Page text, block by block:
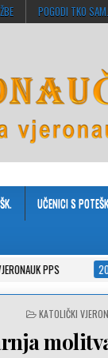
POGODI TKO
UČENICI S
2021-05-02
POSTED
KATOLIČKI